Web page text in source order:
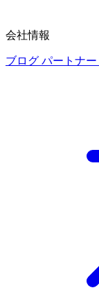
会社情報
ブログ パートナー